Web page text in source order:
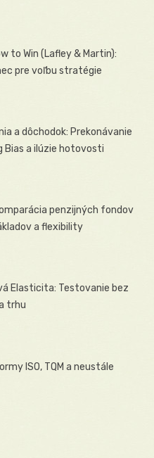
to Win (Lafley & Martin):
pre voľbu stratégie
a dôchodok: Prekonávanie
Bias a ilúzie hotovosti
penzijných fondov
a flexibility
Elasticita: Testovanie bez
trhu
ISO, TQM a neustále